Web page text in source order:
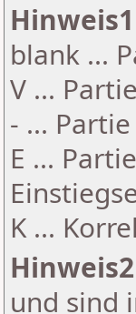
Hinweis1
blank ...
V ...
- ...
E ...
K ...
Hinweis2
und sind